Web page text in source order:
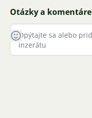
Otázky a komentáre